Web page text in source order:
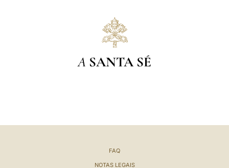
A SANTA SÉ
FAQ
NOTAS LEGAIS